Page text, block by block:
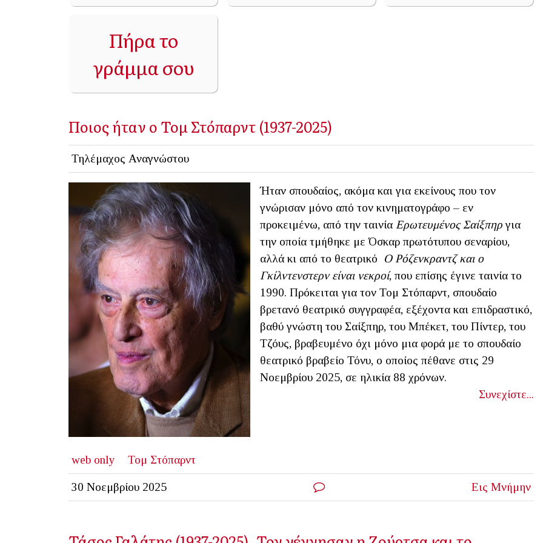
Πήρα το
γράμμα σου
Ποιος ήταν ο Τομ Στόπαρντ (1937-2025)
Τηλέμαχος Αναγνώστου
Ήταν σπουδαίος, ακόμα και για εκείνους που τον
γνώρισαν μόνο από τον κινηματογράφο – εν
προκειμένω, από την ταινία Ερωτευμένος Σαίξπηργια
την οποία τμήθηκε με Όσκαρ πρωτότυπου σεναρίου,
αλλά κι από το θεατρικό Ο Ρόζενκραντζ και ο
Γκίλντενστερν είναι νεκροί, που επίσης έγινε ταινία το
1990. Πρόκειται για τον Τομ Στόπαρντ, σπουδαίο
βρετανό θεατρικό συγγραφέα, εξέχοντα και επιδραστικό,
βαθύ γνώστη του Σαίξπηρ, του Μπέκετ, του Πίντερ, του
Τζόυς, βραβευμένο όχι μόνο μια φορά με το σπουδαίο
θεατρικό βραβείο Τόνυ, ο οποίος πέθανε στις 29
Νοεμβρίου 2025, σε ηλικία 88 χρόνων.
Συνεχίστε...
web only Τομ Στόπαρντ
30 Νοεμβρίου 2025 Εις Μνήμην